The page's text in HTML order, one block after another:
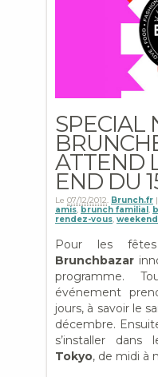
SPECIAL
ATTEND
END DU
Le 07/12/2012. Brunch.fr
amis,brunch familial,
rendez-vous, weekend
Pour les
Brunchbazar
programme.
événement
jours, à savoir le
décembre.
s’installer
Tokyo, de midi à